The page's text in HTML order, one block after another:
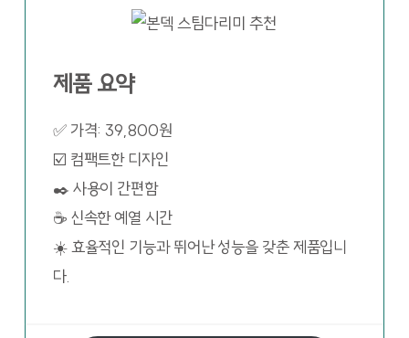
제품 요약
✅ 가격: 39,800원
☑️ 컴팩트한 디자인
✒️ 사용이 간편함
☕ 신속한 예열 시간
☀️ 효율적인 기능과 뛰어난 성능을 갖춘 제품입니
다.